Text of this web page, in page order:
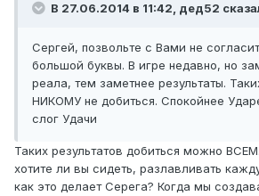
В 27.06.2014 в 11:42, дед52
Сергей, позвольте с Вами не
большой буквы. В игре недавно, но
реала, тем заметнее результаты.
НИКОМУ не добиться. Спокойнее
слог Удачи
Таких результатов добиться можно
хотите ли вы сидеть, разлавливать
как это делает Серега? Когда мы